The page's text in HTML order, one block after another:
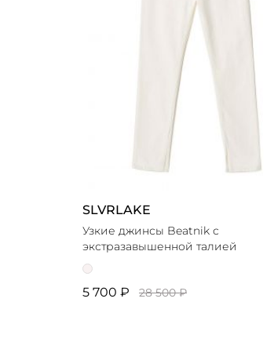
SLVRLAKE
Узкие джинсы Beatnik с
экстразавышенной талией
5 700 ₽ 28 500 ₽